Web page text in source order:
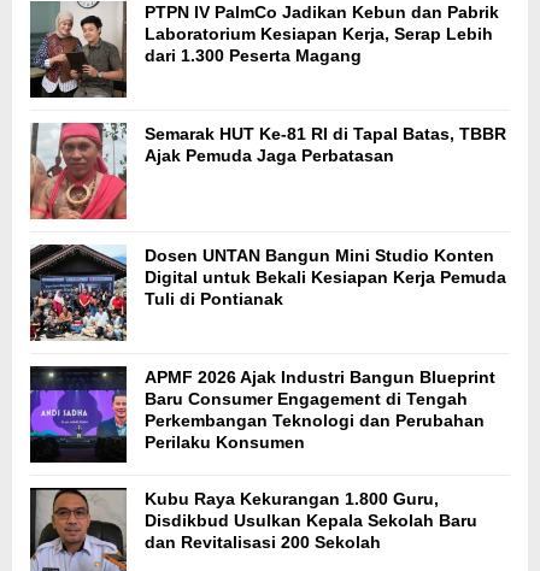
PTPN IV PalmCo Jadikan Kebun dan Pabrik
Laboratorium Kesiapan Kerja, Serap Lebih
dari 1.300 Peserta Magang
Semarak HUT Ke-81 RI di Tapal Batas, TBBR
Ajak Pemuda Jaga Perbatasan
Dosen UNTAN Bangun Mini Studio Konten
Digital untuk Bekali Kesiapan Kerja Pemuda
Tuli di Pontianak
APMF 2026 Ajak Industri Bangun Blueprint
Baru Consumer Engagement di Tengah
Perkembangan Teknologi dan Perubahan
Perilaku Konsumen
Kubu Raya Kekurangan 1.800 Guru,
Disdikbud Usulkan Kepala Sekolah Baru
dan Revitalisasi 200 Sekolah